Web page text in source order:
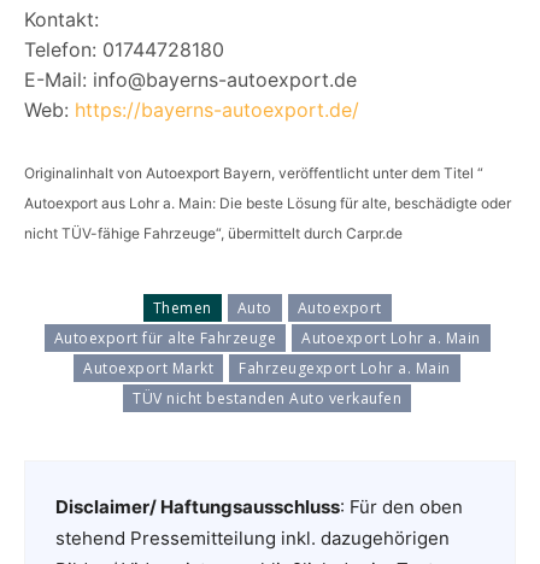
Kontakt:
Telefon: 01744728180
E-Mail: info@bayerns-autoexport.de
Web: https://bayerns-autoexport.de/
Originalinhalt von Autoexport Bayern, veröffentlicht unter dem Titel “
Autoexport aus Lohr a. Main: Die beste Lösung für alte, beschädigte oder
nicht TÜV-fähige Fahrzeuge“, übermittelt durch Carpr.de
Themen Auto
Autoexport
Autoexport für alte Fahrzeuge
Autoexport Lohr a. Main
Autoexport Markt
Fahrzeugexport Lohr a. Main
TÜV nicht bestanden Auto verkaufen
Disclaimer/ Haftungsausschluss: Für den oben
stehend Pressemitteilung inkl. dazugehörigen